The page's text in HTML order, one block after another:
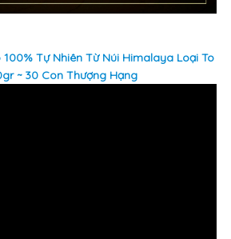
Tự Nhiên Từ Núi Himalaya Loại To
~ 30 Con Thượng Hạng